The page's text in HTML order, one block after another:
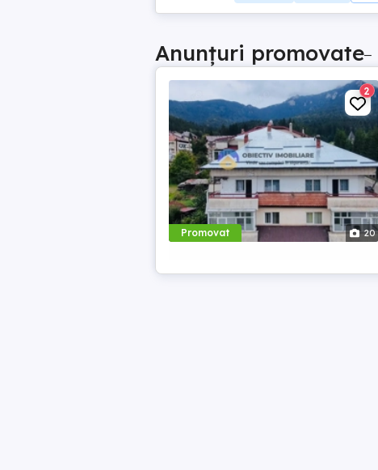
Anunțuri promovate–
Promovat 20
2